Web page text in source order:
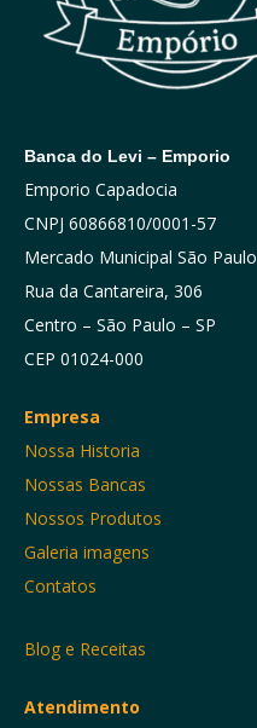
Banca do Levi – Emporio
Emporio Capadocia
CNPJ 60866810/0001-57
Mercado Municipal São Paulo
Rua da Cantareira, 306
Centro – São Paulo – SP
CEP 01024-000
Empresa
Nossa Historia
Nossas Bancas
Nossos Produtos
Galeria imagens
Contatos
Blog e Receitas
Atendimento